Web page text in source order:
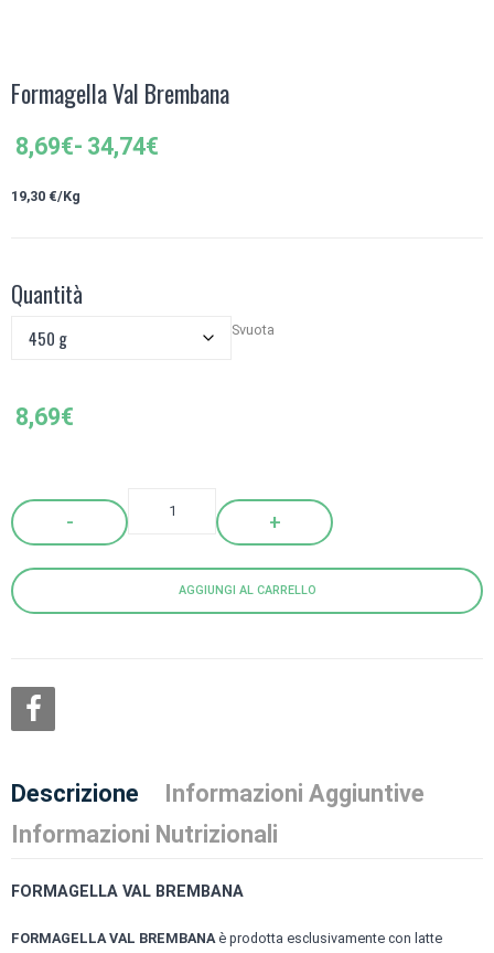
Formagella Val Brembana
8,69€- 34,74€
Fascia
prezzo:
34,74€
19,30 €/Kg
Quantità
Svuota
8,69€
Quantity
AGGIUNGI AL CARRELLO
Descrizione
Informazioni Aggiuntive
Informazioni Nutrizionali
FORMAGELLA VAL BREMBANA
FORMAGELLA VAL BREMBANA è prodotta esclusivamente con latte